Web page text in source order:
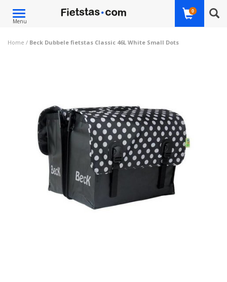
Toggle
navigation
Menu
0
Home / Beck Dubbele fietstas Classic 46L White Small Dots